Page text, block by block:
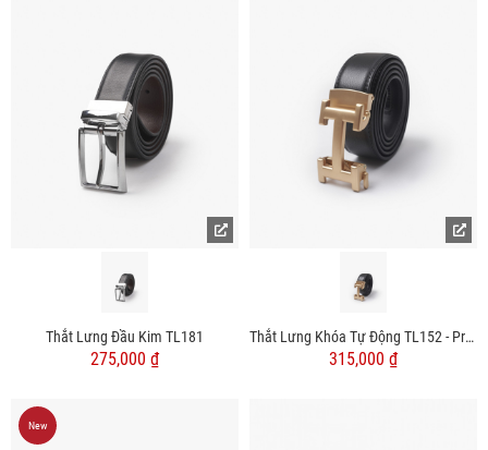
Thắt Lưng Đầu Kim TL181
275,000 ₫
Thắt Lưng Khóa Tự Động TL152 - Pre Order
315,000 ₫
New